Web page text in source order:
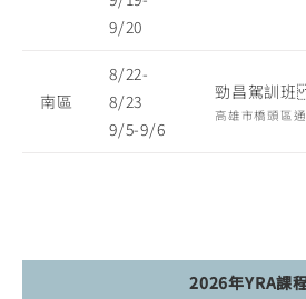
9/20
南區
8/22-
8/23
9/5-9/6
勁昌駕訓
高雄市橋頭區
2026年YRA課